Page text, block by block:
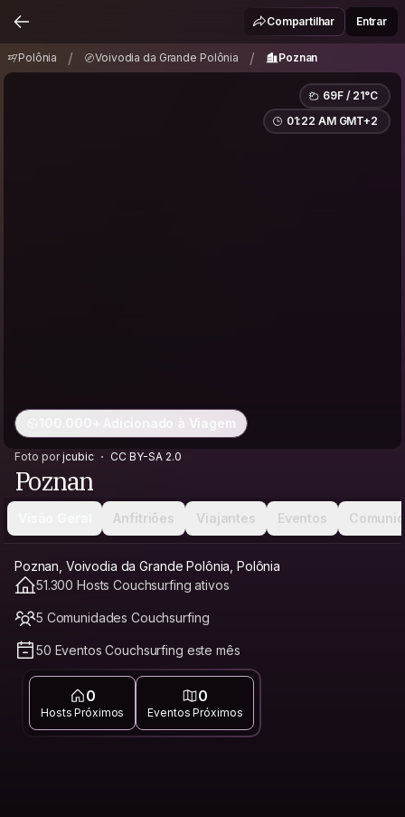
Voivodia da Grande Polônia / Poznan
Compartilhar Entrar
Polônia / Voivodia da Grande Polônia / Poznan
69F / 21°C
01:22 AM GMT+2
100.000+ Adicionado à Viagem
Foto porjcubic CC BY-SA 2.0
Poznan
Anfitriões Viajantes Eventos
Poznan, Voivodia da Grande Polônia, Polônia
51.300 Hosts Couchsurfing ativos
5 Comunidades Couchsurfing
50 Eventos Couchsurfing este mês
0
Hosts Próximos
0
Eventos Próximos